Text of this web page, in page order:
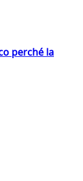
perché la